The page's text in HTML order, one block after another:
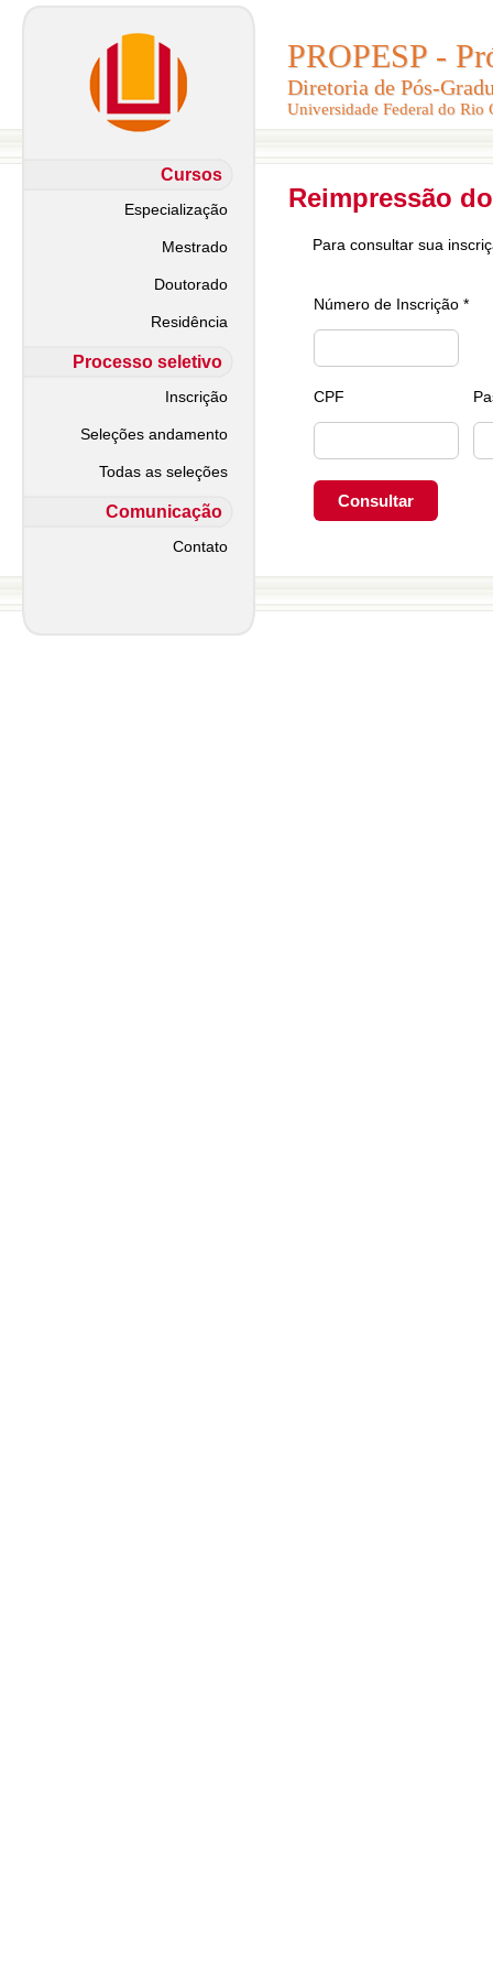
PROPESP -
Diretoria de Pós-
Universidade Federal do Rio
PROPESP -
Diretoria de Pós-
Universidade Federal do Rio
Cursos
Especialização
Mestrado
Doutorado
Residência
Processo seletivo
Inscrição
Seleções andamento
Todas as seleções
Comunicação
Contato
Reimpressão
Para consultar sua
Número de Inscrição *
CPF